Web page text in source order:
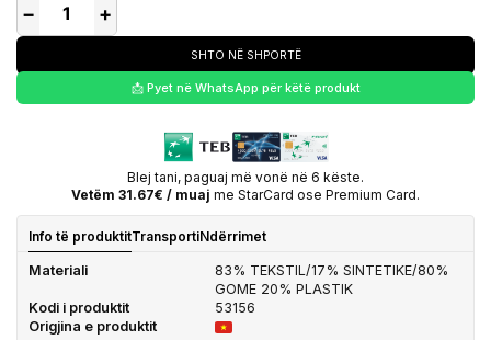
− +
SHTO NË SHPORTË
📩 Pyet në WhatsApp për këtë produkt
Blej tani, paguaj më vonë në 6 këste.
Vetëm 31.67€ / muaj me StarCard ose Premium Card.
Info të produktitTransportiNdërrimet
Materiali
83% TEKSTIL/17% SINTETIKE/80%
GOME 20% PLASTIK
Kodi i produktit
53156
Origjina e produktit